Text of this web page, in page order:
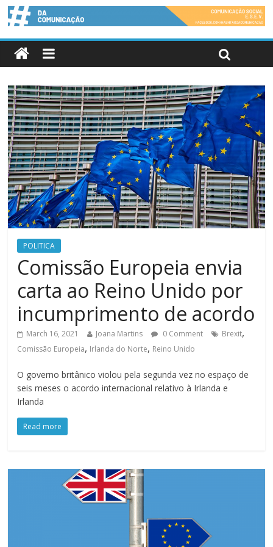
POLITICA
Comissão Europeia envia
carta ao Reino Unido por
incumprimento de acordo
March 16, 2021 Joana Martins 0 Comment Brexit,
Comissão Europeia, Irlanda do Norte, Reino Unido
O governo britânico violou pela segunda vez no espaço de
seis meses o acordo internacional relativo à Irlanda e
Irlanda
Read more